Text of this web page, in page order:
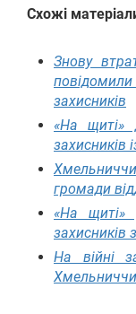
Схожі
Знову
захисників
«На щиті»
захисників
громади
«На щиті»
захисників
На війні